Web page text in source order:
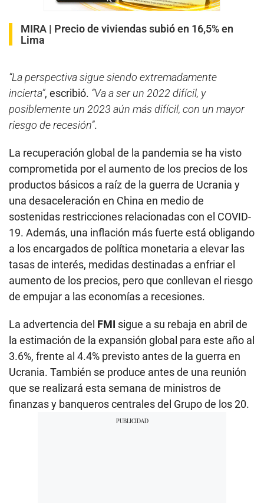
MIRA | Precio de viviendas subió en 16,5% en
Lima
“La perspectiva sigue siendo extremadamente
incierta”, escribió. “Va a ser un 2022 difícil, y
posiblemente un 2023 aún más difícil, con un mayor
riesgo de recesión”.
La recuperación global de la pandemia se ha visto
comprometida por el aumento de los precios de los
productos básicos a raíz de la guerra de Ucrania y
una desaceleración en China en medio de
sostenidas restricciones relacionadas con el COVID-
19. Además, una inflación más fuerte está obligando
a los encargados de política monetaria a elevar las
tasas de interés, medidas destinadas a enfriar el
aumento de los precios, pero que conllevan el riesgo
de empujar a las economías a recesiones.
La advertencia del FMI sigue a su rebaja en abril de
la estimación de la expansión global para este año al
3.6%, frente al 4.4% previsto antes de la guerra en
Ucrania. También se produce antes de una reunión
que se realizará esta semana de ministros de
finanzas y banqueros centrales del Grupo de los 20.